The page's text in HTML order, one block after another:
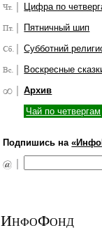
Цифра по
Пятничный шип
Субботний
Воскресные
Архив
Чай по четвергам
Подпишись на
ИнфоФонд